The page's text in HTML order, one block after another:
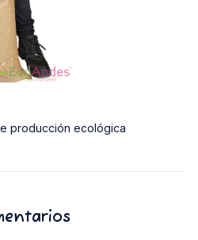
producción ecológica